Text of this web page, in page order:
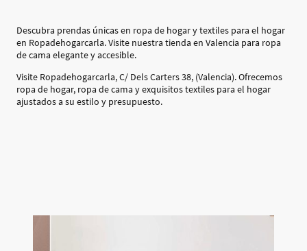
Descubra prendas únicas en ropa de hogar y textiles para el hogar
en Ropadehogarcarla. Visite nuestra tienda en Valencia para ropa
de cama elegante y accesible.
Visite Ropadehogarcarla, C/ Dels Carters 38, (Valencia). Ofrecemos
ropa de hogar, ropa de cama y exquisitos textiles para el hogar
ajustados a su estilo y presupuesto.